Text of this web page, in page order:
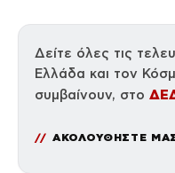
Δείτε όλες τις
Ελλάδα και τον
συμβαίνουν, στο
ΑΚΟΛΟΥΘΗΣΤΕ